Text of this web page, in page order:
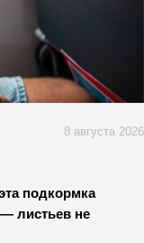
8 августа 2026
подкормка
листьев не